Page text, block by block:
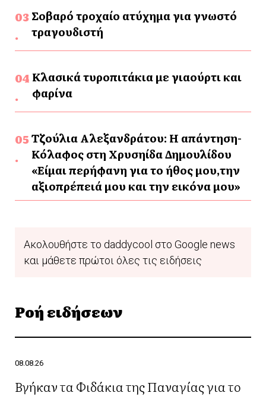
Σοβαρό τροχαίο ατύχημα για γνωστό
τραγουδιστή
Κλασικά τυροπιτάκια με γιαούρτι και
φαρίνα
Τζούλια Αλεξανδράτου: Η απάντηση-
Κόλαφος στη Χρυσηίδα Δημουλίδου
«Είμαι περήφανη για το ήθος μου,την
αξιοπρέπειά μου και την εικόνα μου»
Ακολουθήστε το daddycool στο Google news
και μάθετε πρώτοι όλες τις ειδήσεις
Ροή ειδήσεων
08.08.26
Βγήκαν τα Φιδάκια της Παναγίας για το